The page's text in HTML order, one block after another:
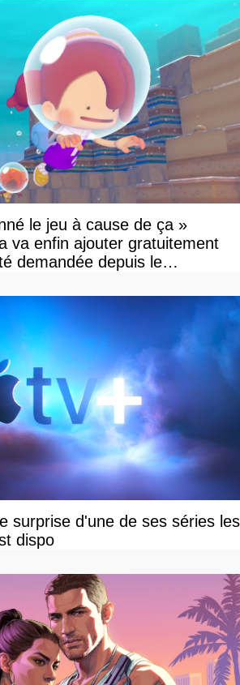
le jeu à cause de ça »
va enfin ajouter gratuitement
demandée depuis le
surprise d'une de ses séries les
dispo